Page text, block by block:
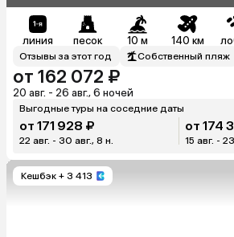
линия песок 10 м 140 км
Отзывы за этот год Собственный пляж
от 162 072 ₽
20 авг. - 26 авг., 6 ночей
Выгодные туры на соседние даты
от 171 928 ₽
22 авг. - 30 авг., 8 н.
от 174
15 авг. -
Кешбэк + 3 413